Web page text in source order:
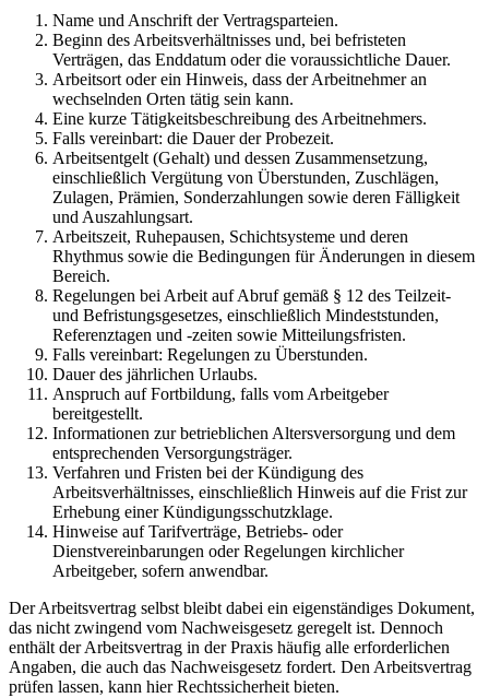
Name und Anschrift der Vertragsparteien.
Beginn des Arbeitsverhältnisses und, bei befristeten
Verträgen, das Enddatum oder die voraussichtliche Dauer.
Arbeitsort oder ein Hinweis, dass der Arbeitnehmer an
wechselnden Orten tätig sein kann.
Eine kurze Tätigkeitsbeschreibung des Arbeitnehmers.
Falls vereinbart: die Dauer der Probezeit.
Arbeitsentgelt (Gehalt) und dessen Zusammensetzung,
einschließlich Vergütung von Überstunden, Zuschlägen,
Zulagen, Prämien, Sonderzahlungen sowie deren Fälligkeit
und Auszahlungsart.
Arbeitszeit, Ruhepausen, Schichtsysteme und deren
Rhythmus sowie die Bedingungen für Änderungen in diesem
Bereich.
Regelungen bei Arbeit auf Abruf gemäß § 12 des Teilzeit-
und Befristungsgesetzes, einschließlich Mindeststunden,
Referenztagen und -zeiten sowie Mitteilungsfristen.
Falls vereinbart: Regelungen zu Überstunden.
Dauer des jährlichen Urlaubs.
Anspruch auf Fortbildung, falls vom Arbeitgeber
bereitgestellt.
Informationen zur betrieblichen Altersversorgung und dem
entsprechenden Versorgungsträger.
Verfahren und Fristen bei der Kündigung des
Arbeitsverhältnisses, einschließlich Hinweis auf die Frist zur
Erhebung einer Kündigungsschutzklage.
Hinweise auf Tarifverträge, Betriebs- oder
Dienstvereinbarungen oder Regelungen kirchlicher
Arbeitgeber, sofern anwendbar.
Der Arbeitsvertrag selbst bleibt dabei ein eigenständiges Dokument,
das nicht zwingend vom Nachweisgesetz geregelt ist. Dennoch
enthält der Arbeitsvertrag in der Praxis häufig alle erforderlichen
Angaben, die auch das Nachweisgesetz fordert. Den Arbeitsvertrag
prüfen lassen, kann hier Rechtssicherheit bieten.